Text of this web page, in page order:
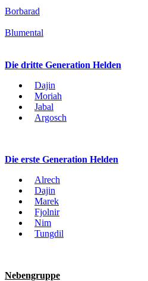
Borbarad
Blumental
Die dritte Generation Helden
Dajin
Moriah
Jabal
Argosch
Die erste Generation Helden
Alrech
Dajin
Marek
Fjolnir
Nim
Tungdil
Nebengruppe